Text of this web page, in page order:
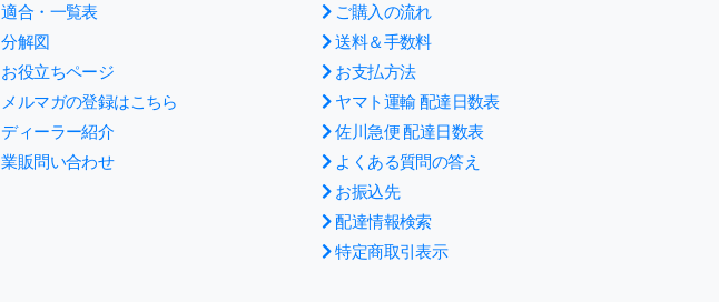
適合・一覧表
分解図
お役立ちページ
メルマガの登録はこちら
ディーラー紹介
業販問い合わせ
ご購入の流れ
送料＆手数料
お支払方法
ヤマト運輸 配達日数表
佐川急便 配達日数表
よくある質問の答え
お振込先
配達情報検索
特定商取引表示